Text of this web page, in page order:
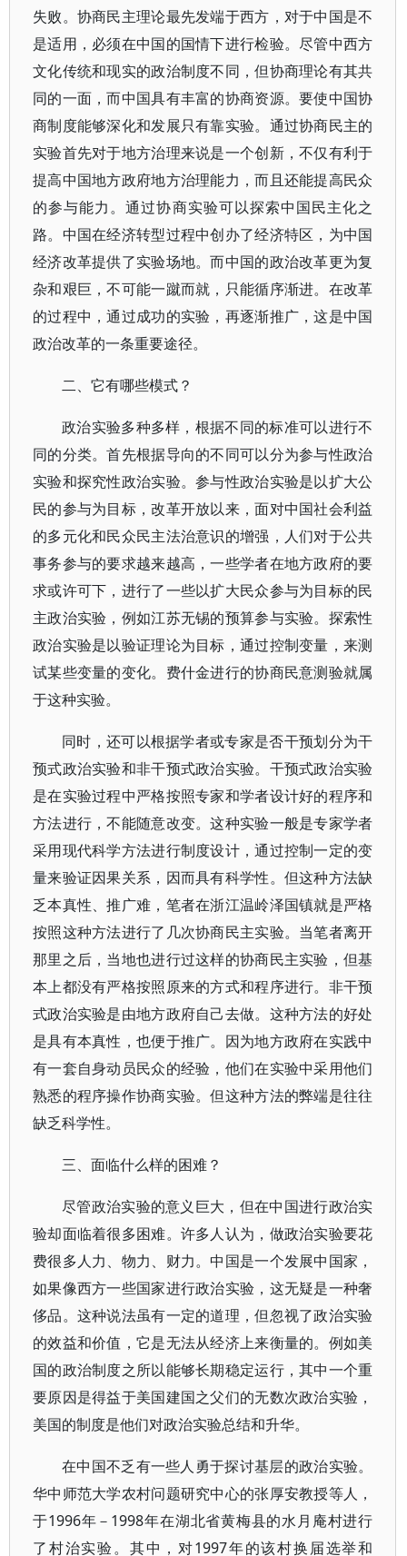
失败。协商民主理论最先发端于西方，对于中国是不
是适用，必须在中国的国情下进行检验。尽管中西方
文化传统和现实的政治制度不同，但协商理论有其共
同的一面，而中国具有丰富的协商资源。要使中国协
商制度能够深化和发展只有靠实验。通过协商民主的
实验首先对于地方治理来说是一个创新，不仅有利于
提高中国地方政府地方治理能力，而且还能提高民众
的参与能力。通过协商实验可以探索中国民主化之
路。中国在经济转型过程中创办了经济特区，为中国
经济改革提供了实验场地。而中国的政治改革更为复
杂和艰巨，不可能一蹴而就，只能循序渐进。在改革
的过程中，通过成功的实验，再逐渐推广，这是中国
政治改革的一条重要途径。
二、它有哪些模式？
政治实验多种多样，根据不同的标准可以进行不
同的分类。首先根据导向的不同可以分为参与性政治
实验和探究性政治实验。参与性政治实验是以扩大公
民的参与为目标，改革开放以来，面对中国社会利益
的多元化和民众民主法治意识的增强，人们对于公共
事务参与的要求越来越高，一些学者在地方政府的要
求或许可下，进行了一些以扩大民众参与为目标的民
主政治实验，例如江苏无锡的预算参与实验。探索性
政治实验是以验证理论为目标，通过控制变量，来测
试某些变量的变化。费什金进行的协商民意测验就属
于这种实验。
同时，还可以根据学者或专家是否干预划分为干
预式政治实验和非干预式政治实验。干预式政治实验
是在实验过程中严格按照专家和学者设计好的程序和
方法进行，不能随意改变。这种实验一般是专家学者
采用现代科学方法进行制度设计，通过控制一定的变
量来验证因果关系，因而具有科学性。但这种方法缺
乏本真性、推广难，笔者在浙江温岭泽国镇就是严格
按照这种方法进行了几次协商民主实验。当笔者离开
那里之后，当地也进行过这样的协商民主实验，但基
本上都没有严格按照原来的方式和程序进行。非干预
式政治实验是由地方政府自己去做。这种方法的好处
是具有本真性，也便于推广。因为地方政府在实践中
有一套自身动员民众的经验，他们在实验中采用他们
熟悉的程序操作协商实验。但这种方法的弊端是往往
缺乏科学性。
三、面临什么样的困难？
尽管政治实验的意义巨大，但在中国进行政治实
验却面临着很多困难。许多人认为，做政治实验要花
费很多人力、物力、财力。中国是一个发展中国家，
如果像西方一些国家进行政治实验，这无疑是一种奢
侈品。这种说法虽有一定的道理，但忽视了政治实验
的效益和价值，它是无法从经济上来衡量的。例如美
国的政治制度之所以能够长期稳定运行，其中一个重
要原因是得益于美国建国之父们的无数次政治实验，
美国的制度是他们对政治实验总结和升华。
在中国不乏有一些人勇于探讨基层的政治实验。
华中师范大学农村问题研究中心的张厚安教授等人，
于1996年－1998年在湖北省黄梅县的水月庵村进行
了村治实验。其中，对1997年的该村换届选举和